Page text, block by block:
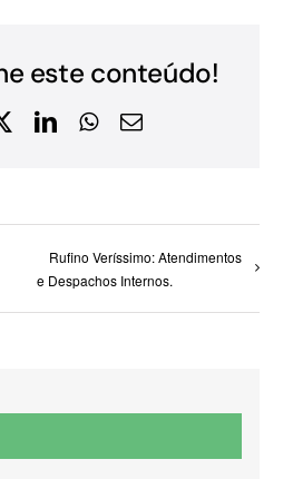
este conteúdo!
X LinkedInWhatsApp
E-
Rufino Veríssimo: Atendimentos
e Despachos Internos.